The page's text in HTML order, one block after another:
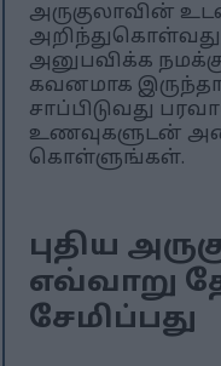
அருகுலாவின்
அனுபவிக்க
கவனமாக
சாப்பிடுவது
உணவுகளுடன்
கொள்ளுங்கள்.
புதிய
எவ்வாறு
சேமிப்பது